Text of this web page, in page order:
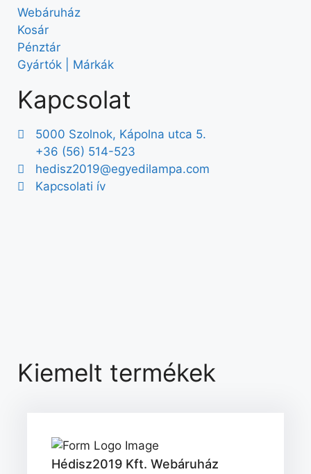
Webáruház
Kosár
Pénztár
Gyártók | Márkák
Kapcsolat
5000 Szolnok, Kápolna utca 5.
+36 (56) 514-523
hedisz2019@egyedilampa.com
Kapcsolati ív
Kiemelt termékek
Hédisz2019 Kft. Webáruház